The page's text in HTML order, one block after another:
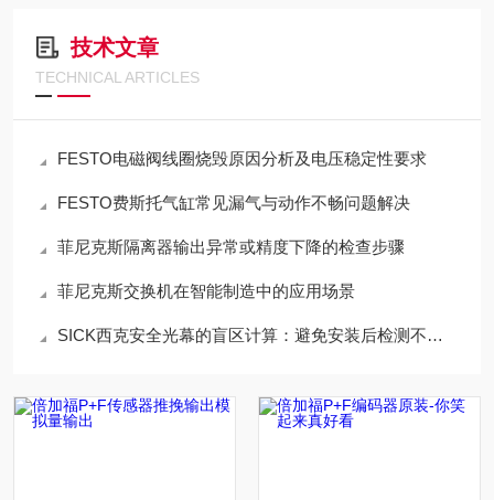
技术文章
TECHNICAL ARTICLES
FESTO电磁阀线圈烧毁原因分析及电压稳定性要求
FESTO费斯托气缸常见漏气与动作不畅问题解决
菲尼克斯隔离器输出异常或精度下降的检查步骤
菲尼克斯交换机在智能制造中的应用场景
SICK西克安全光幕的盲区计算：避免安装后检测不到手指